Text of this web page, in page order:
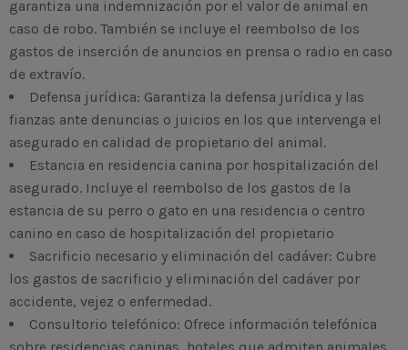
garantiza una indemnización por el valor de animal en
caso de robo. También se incluye el reembolso de los
gastos de inserción de anuncios en prensa o radio en caso
de extravío.
Defensa jurídica: Garantiza la defensa jurídica y las
fianzas ante denuncias o juicios en los que intervenga el
asegurado en calidad de propietario del animal.
Estancia en residencia canina por hospitalización del
asegurado. Incluye el reembolso de los gastos de la
estancia de su perro o gato en una residencia o centro
canino en caso de hospitalización del propietario
Sacrificio necesario y eliminación del cadáver: Cubre
los gastos de sacrificio y eliminación del cadáver por
accidente, vejez o enfermedad.
Consultorio telefónico: Ofrece información telefónica